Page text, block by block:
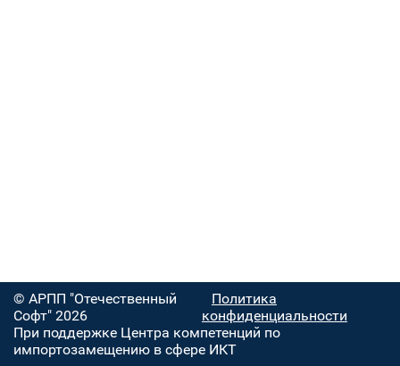
© АРПП "Отечественный
Софт" 2026
Политика
конфиденциальности
При поддержке Центра компетенций по
импортозамещению в сфере ИКТ